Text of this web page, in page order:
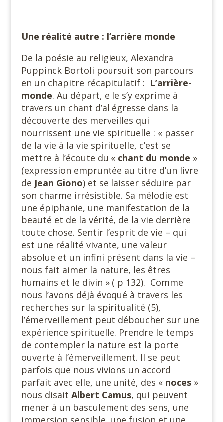
Une réalité autre : l’arrière monde
De la poésie au religieux, Alexandra
Puppinck Bortoli poursuit son parcours
en un chapitre récapitulatif : L’arrière-
monde. Au départ, elle s’y exprime à
travers un chant d’allégresse dans la
découverte des merveilles qui
nourrissent une vie spirituelle : « passer
de la vie à la vie spirituelle, c’est se
mettre à l’écoute du « chant du monde »
(expression empruntée au titre d’un livre
de Jean Giono) et se laisser séduire par
son charme irrésistible. Sa mélodie est
une épiphanie, une manifestation de la
beauté et de la vérité, de la vie derrière
toute chose. Sentir l’esprit de vie – qui
est une réalité vivante, une valeur
absolue et un infini présent dans la vie –
nous fait aimer la nature, les êtres
humains et le divin » ( p 132). Comme
nous l’avons déjà évoqué à travers les
recherches sur la spiritualité (5),
l’émerveillement peut déboucher sur une
expérience spirituelle. Prendre le temps
de contempler la nature est la porte
ouverte à l’émerveillement. Il se peut
parfois que nous vivions un accord
parfait avec elle, une unité, des « noces»
nous disait Albert Camus, qui peuvent
mener à un basculement des sens, une
immersion sensible, une fusion et une